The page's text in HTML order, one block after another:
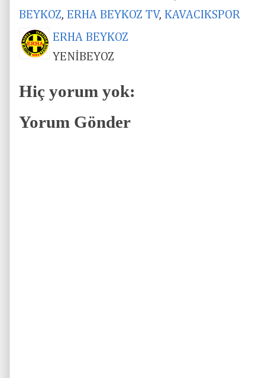
BEYKOZ, ERHA BEYKOZ TV, KAVACIKSPOR
ERHA BEYKOZ
YENİBEYOZ
Hiç yorum yok:
Yorum Gönder